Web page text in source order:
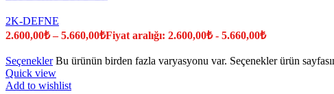
2K-DEFNE
2.600,00₺ –5.660,00₺Fiyat aralığı: 2.600,00₺ - 5.660,00₺
Seçenekler Bu ürünün birden fazla varyasyonu var. Seçenekler ürün
Quick view
Add to wishlist